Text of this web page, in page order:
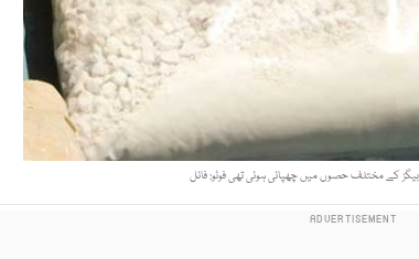
بیگز کے مختلف حصوں میں چھپائی ہوئی تھی فوٹو: فائل